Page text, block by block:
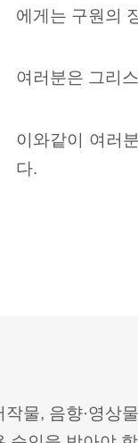
에게는 구원의
여러분은 그리
이와같이 여러
다.
작물, 음향·영상